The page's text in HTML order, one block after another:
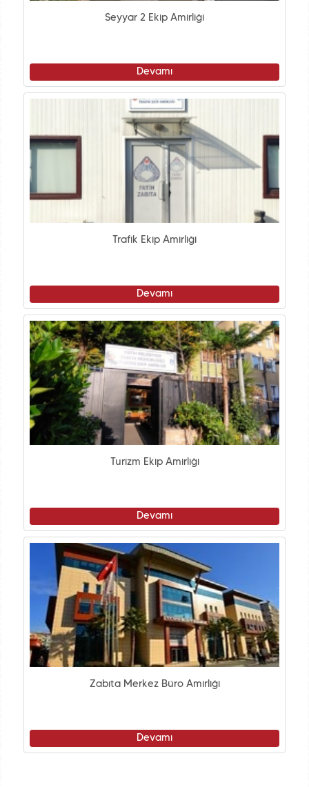
Seyyar 2 Ekip Amirliği
Devamı
Trafik Ekip Amirliği
Devamı
Turizm Ekip Amirliği
Devamı
Zabıta Merkez Büro Amirliği
Devamı